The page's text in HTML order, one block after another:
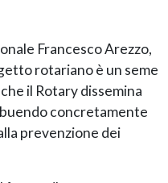
Francesco Arezzo,
rotariano è un seme
il Rotary dissemina
concretamente
prevenzione dei